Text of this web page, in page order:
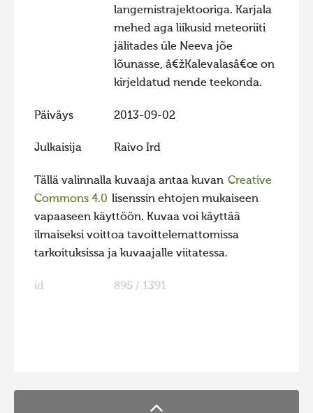
langemistrajektooriga. Karjala
mehed aga liikusid meteoriiti
jälitades üle Neeva jõe
lõunasse, â€žKalevalasâ€œ on
kirjeldatud nende teekonda.
Päiväys 2013-09-02
Julkaisija Raivo Ird
Tällä valinnalla kuvaaja antaa kuvan Creative
Commons 4.0 lisenssin ehtojen mukaiseen
vapaaseen käyttöön. Kuvaa voi käyttää
ilmaiseksi voittoa tavoittelemattomissa
tarkoituksissa ja kuvaajalle viitatessa.
id 895 / 1391